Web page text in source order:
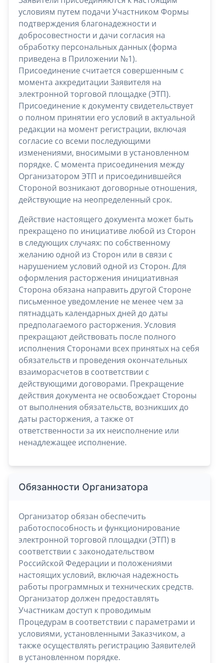
условиям путем подачи Участником Формы
подтверждения благонадежности и
добросовестности и дачи согласия на
обработку персональных данных (форма
приведена в Приложении №1).
Присоединение считается совершенным с
момента аккредитации Заявителя на
электронной торговой площадке (ЭТП).
Присоединение к документу свидетельствует
о полном принятии его условий в актуальной
редакции на момент регистрации, включая
согласие со всеми последующими
изменениями, вносимыми в установленном
порядке. С момента присоединения между
Организатором ЭТП и присоединившейся
Стороной возникают договорные отношения,
действующие на неопределенный срок.
Действие настоящего документа может быть
прекращено по инициативе любой из Сторон
в следующих случаях: по собственному
желанию одной из Сторон или в связи с
нарушением условий одной из Сторон. Для
оформления расторжения инициативная
Сторона обязана направить другой Стороне
письменное уведомление не менее чем за
пятнадцать календарных дней до даты
предполагаемого расторжения. Условия
прекращают действовать после полного
исполнения Сторонами всех принятых на себя
обязательств и проведения окончательных
взаиморасчетов в соответствии с
действующими договорами. Прекращение
действия документа не освобождает Стороны
от выполнения обязательств, возникших до
даты расторжения, а также от
ответственности за их неисполнение или
ненадлежащее исполнение.
Обязанности Организатора
Организатор обязан обеспечить
работоспособность и функционирование
электронной торговой площадки (ЭТП) в
соответствии с законодательством
Российской Федерации и положениями
настоящих условий, включая надежность
работы программных и технических средств.
Организатор должен предоставлять
Участникам доступ к проводимым
Процедурам в соответствии с параметрами и
условиями, установленными Заказчиком, а
также осуществлять регистрацию Заявителей
в установленном порядке.